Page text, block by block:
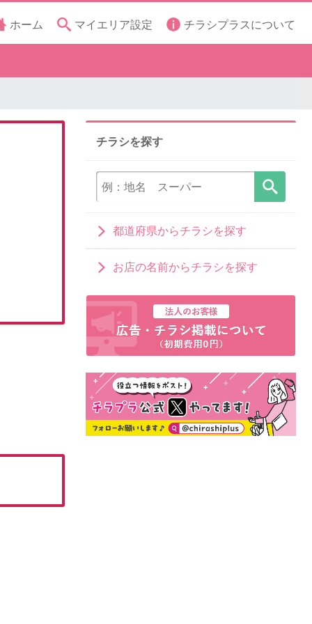
ホーム マイエリア設定 チラシプラスについて
チラシを探す
都道府県からチラシを探す
お店の名前からチラシを探す